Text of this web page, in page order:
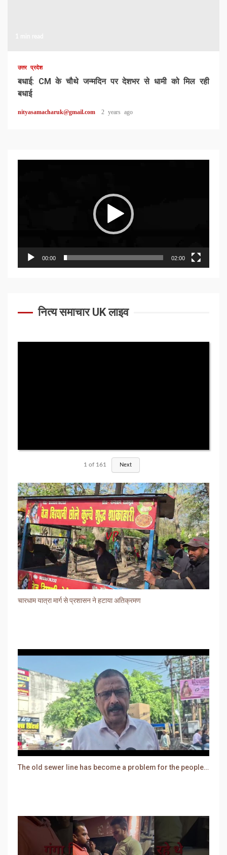
उत्तर प्रदेश
बधाई: CM के चौथे जन्मदिन पर देशभर से धामी को मिल रही
बधाई
nityasamacharuk@gmail.com 2 years ago
00:00 02:00
नित्य समाचार UK लाइव
1 of 161 Next
चारधाम यात्रा मार्ग से प्रशासन ने हटाया अतिक्रमण
The old sewer line has become a problem for the people. Sewer water is entering people's houses.